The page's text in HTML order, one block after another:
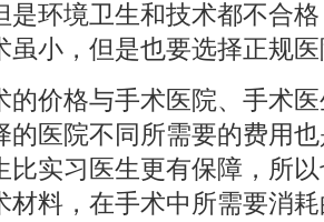
是环境卫生和技术都不合
虽小，但是也要选择正规
价格与手术医院、手术医
的医院不同所需要的费用
比实习医生更有保障，所
材料，在手术中所需要消